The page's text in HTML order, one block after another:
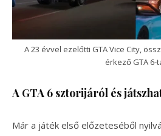
A 23 évvel ezelőtti GTA Vice City,
érkező GTA 6-
A GTA 6 sztorijáról és
Már a játék első előzeteséből